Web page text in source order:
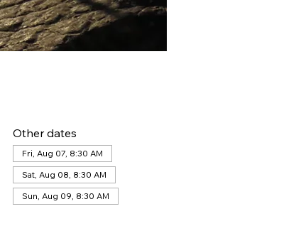
Other dates
Fri, Aug 07, 8:30 AM
Sat, Aug 08, 8:30 AM
Sun, Aug 09, 8:30 AM